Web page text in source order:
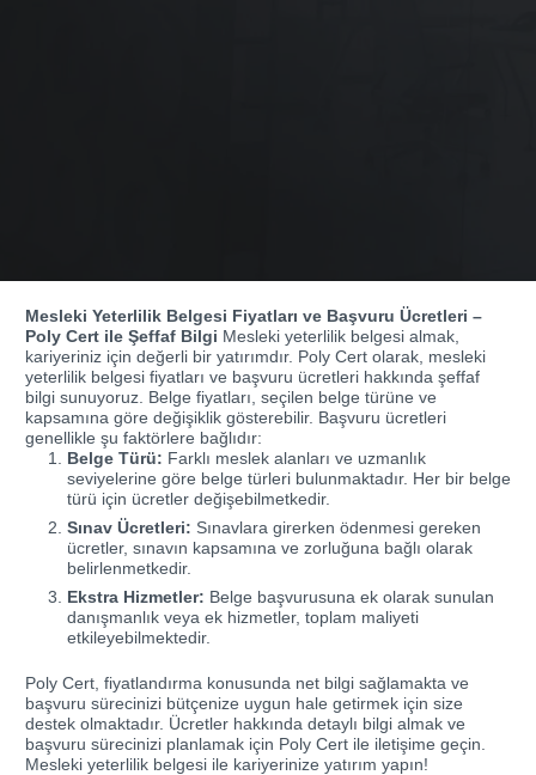
Mesleki Yeterlilik Belgesi Fiyatları ve Başvuru Ücretleri –
Poly Cert ile Şeffaf Bilgi Mesleki yeterlilik belgesi almak,
kariyeriniz için değerli bir yatırımdır. Poly Cert olarak, mesleki
yeterlilik belgesi fiyatları ve başvuru ücretleri hakkında şeffaf
bilgi sunuyoruz. Belge fiyatları, seçilen belge türüne ve
kapsamına göre değişiklik gösterebilir. Başvuru ücretleri
genellikle şu faktörlere bağlıdır:
Belge Türü: Farklı meslek alanları ve uzmanlık
seviyelerine göre belge türleri bulunmaktadır. Her bir belge
türü için ücretler değişebilmetkedir.
Sınav Ücretleri: Sınavlara girerken ödenmesi gereken
ücretler, sınavın kapsamına ve zorluğuna bağlı olarak
belirlenmetkedir.
Ekstra Hizmetler: Belge başvurusuna ek olarak sunulan
danışmanlık veya ek hizmetler, toplam maliyeti
etkileyebilmektedir.
Poly Cert, fiyatlandırma konusunda net bilgi sağlamakta ve
başvuru sürecinizi bütçenize uygun hale getirmek için size
destek olmaktadır. Ücretler hakkında detaylı bilgi almak ve
başvuru sürecinizi planlamak için Poly Cert ile iletişime geçin.
Mesleki yeterlilik belgesi ile kariyerinize yatırım yapın!